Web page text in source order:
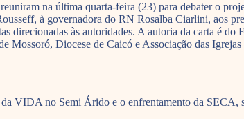
na última quarta-feira (23) para debater o
à governadora do RN Rosalba Ciarlini, aos
direcionadas às autoridades. A autoria da carta é
Mossoró, Diocese de Caicó e Associação das Igrejas
no Semi Árido e o enfrentamento da SECA,